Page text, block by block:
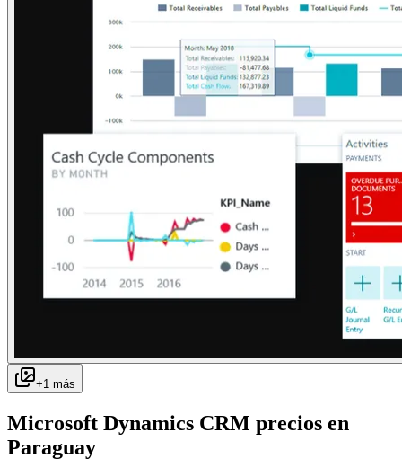
+1 más
Microsoft Dynamics CRM precios en
Paraguay